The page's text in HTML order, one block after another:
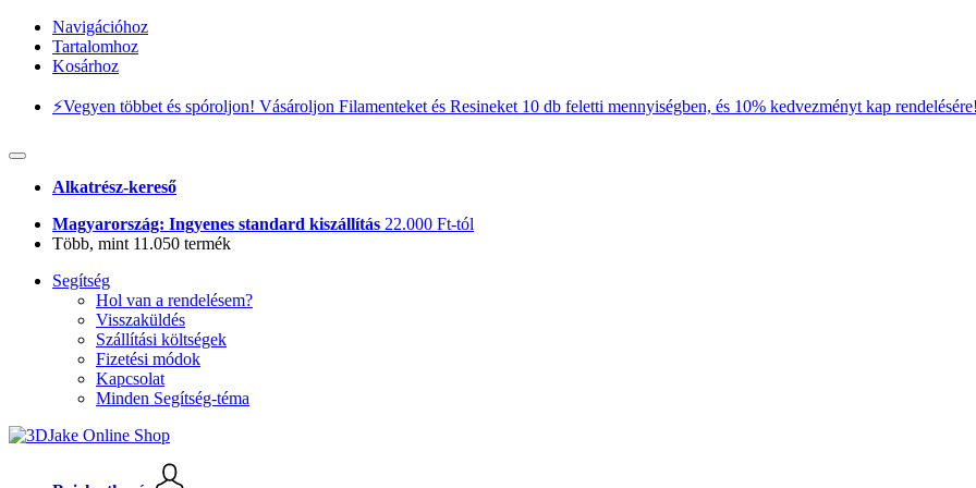
Navigációhoz
Tartalomhoz
Kosárhoz
⚡️Vegyen többet és spóroljon! Vásároljon Filamenteket és Resineket 10 db feletti mennyiségben, és 10% kedvezményt kap
Alkatrész-kereső
Magyarország: Ingyenes standard kiszállítás 22.000 Ft-tól
Több, mint 11.050 termék
Segítség
Hol van a rendelésem?
Visszaküldés
Szállítási költségek
Fizetési módok
Kapcsolat
Minden Segítség-téma